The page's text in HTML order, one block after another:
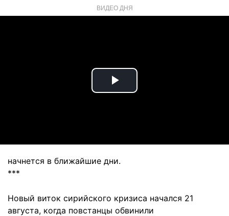
ВИДЕО ДНЯ
Play
начнется в ближайшие дни.
***
Новый виток сирийского кризиса начался 21
августа, когда повстанцы обвинили